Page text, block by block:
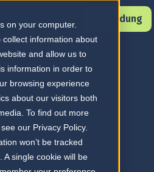
on your computer.
information about
and allow us to
information in order to
browsing experience
about our visitors both
To find out more
our Privacy Policy.
won’t be tracked
A single cookie will be
Anmeldung